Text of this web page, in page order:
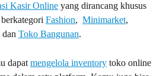
Kasir Online yang dirancang khusus
Fashion, Minimarket,
dan Toko Bangunan.
dapat mengelola inventory toko online